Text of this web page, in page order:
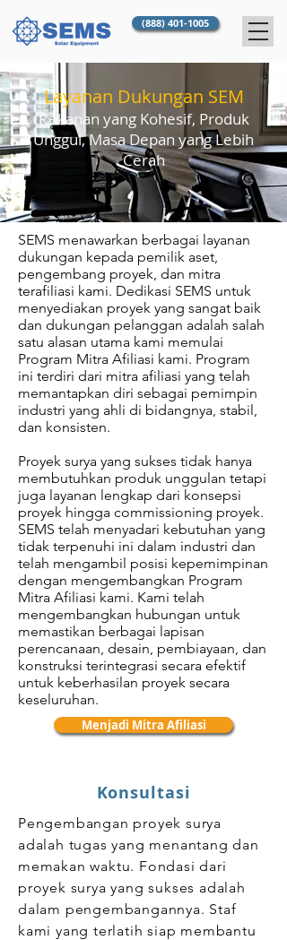
(888) 401-1005
Layanan Dukungan SEM
Rekanan yang Kohesif, Produk
Unggul, Masa Depan yang Lebih
Cerah
SEMS menawarkan berbagai layanan
dukungan kepada pemilik aset,
pengembang proyek, dan mitra
terafiliasi kami. Dedikasi SEMS untuk
menyediakan proyek yang sangat baik
dan dukungan pelanggan adalah salah
satu alasan utama kami memulai
Program Mitra Afiliasi kami. Program
ini terdiri dari mitra afiliasi yang telah
memantapkan diri sebagai pemimpin
industri yang ahli di bidangnya, stabil,
dan konsisten.
Proyek surya yang sukses tidak hanya
membutuhkan produk unggulan tetapi
juga layanan lengkap dari konsepsi
proyek hingga commissioning proyek.
SEMS telah menyadari kebutuhan yang
tidak terpenuhi ini dalam industri dan
telah mengambil posisi kepemimpinan
dengan mengembangkan Program
Mitra Afiliasi kami. Kami telah
mengembangkan hubungan untuk
memastikan berbagai lapisan
perencanaan, desain, pembiayaan, dan
konstruksi terintegrasi secara efektif
untuk keberhasilan proyek secara
keseluruhan.
Menjadi Mitra Afiliasi
Konsultasi
Pengembangan proyek surya
adalah tugas yang menantang dan
memakan waktu. Fondasi dari
proyek surya yang sukses adalah
dalam pengembangannya. Staf
kami yang terlatih siap membantu